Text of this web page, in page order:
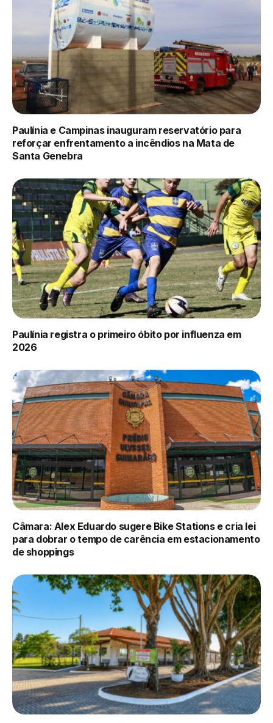
Paulínia e Campinas inauguram reservatório para
reforçar enfrentamento a incêndios na Mata de
Santa Genebra
Paulínia registra o primeiro óbito por influenza em
2026
Câmara: Alex Eduardo sugere Bike Stations e cria lei
para dobrar o tempo de carência em estacionamento
de shoppings